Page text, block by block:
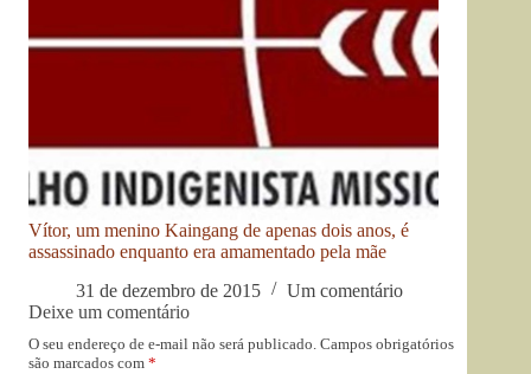
Vítor, um menino Kaingang de apenas dois anos, é
assassinado enquanto era amamentado pela mãe
31 de dezembro de 2015
Um comentário
Deixe um comentário
O seu endereço de e-mail não será publicado. Campos obrigatórios
são marcados com *